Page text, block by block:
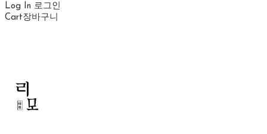
Log In 로그인
Cart장바구니